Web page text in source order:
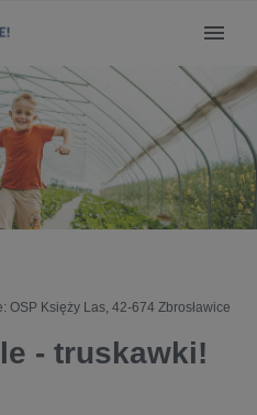
Księży Las, 42-674 Zbrosławice
- truskawki!